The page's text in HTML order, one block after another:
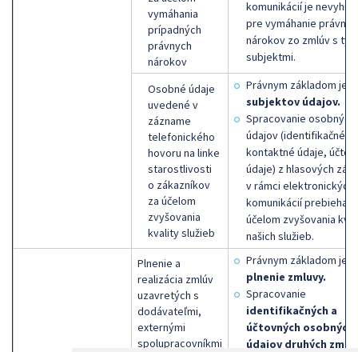
vymáhania
prípadných
právnych
nárokov
komunikácií je
pre vymáhanie
nárokov zo zmlúv s
subjektmi.
Osobné údaje
uvedené v
zázname
telefonického
hovoru na linke
starostlivosti
o zákazníkov
za účelom
zvyšovania
kvality služieb
Právnym základom je
subjektov údajov.
Spracovanie osobných
údajov (identifikačné
kontaktné údaje,
údaje) z hlasových
v rámci elektronických
komunikácií prebieha
účelom zvyšovania
našich služieb.
Plnenie a
realizácia zmlúv
uzavretých s
dodávateľmi,
externými
spolupracovníkmi
Právnym základom je
plnenie zmluvy.
Spracovanie
identifikačných a
účtovných osobných
údajov druhých